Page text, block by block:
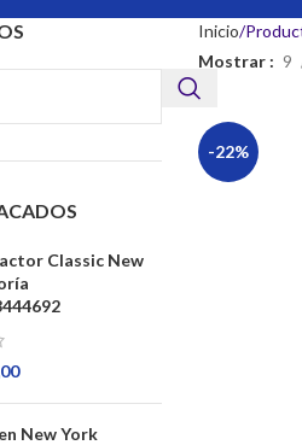
Classic New
New York
Inicio
Mostrar
9
-22%